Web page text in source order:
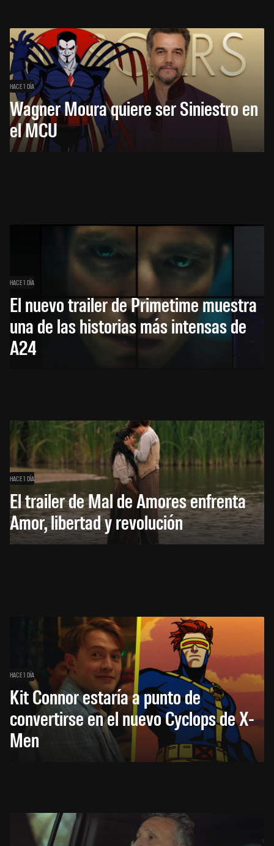
HACE 1 DÍA
Wagner Moura quiere ser Siniestro en
el MCU
HACE 1 DÍA
El nuevo trailer de Primetime muestra
una de las historias más intensas de
A24
HACE 1 DÍA
El trailer de Mal de Amores enfrenta
Amor, libertad y revolución
HACE 1 DÍA
Kit Connor estaría a punto de
convertirse en el nuevo Cyclops de X-
Men